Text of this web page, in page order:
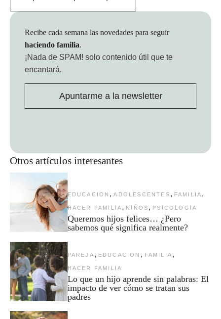
Otros artículos interesantes
EDUCACION , ADOLESCENTES , FAMILIA ,
HACER FAMILIA , NIÑOS , PSICOLOGIA
Queremos hijos felices… ¿Pero
sabemos qué significa realmente?
PAREJA , EDUCACION , FAMILIA ,
HACER FAMILIA
Lo que un hijo aprende sin palabras: El
impacto de ver cómo se tratan sus
padres
Recibe cada semana las novedades para seguir
haciendo familia.
¡Nada de SPAM! solo contenido útil que te
encantará.
Apuntarme a la newsletter